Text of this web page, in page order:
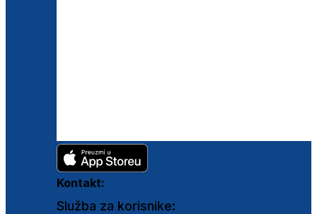
Kontakt:
Služba za korisnike: